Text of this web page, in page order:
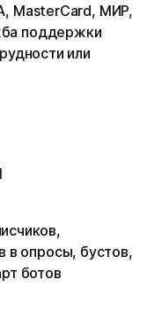
MasterCard, МИР,
поддержки
или
в опросы, бустов,
ботов